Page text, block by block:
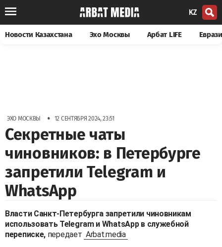
KZ
Новости Казахстана Эхо Москвы Арбат LIFE
ЭХО МОСКВЫ • 12 СЕНТЯБРЯ 2024, 23:51
Секретные чаты
чиновников: в Петербурге
запретили Telegram и
WhatsApp
Власти Санкт-Петербурга запретили чиновникам
использовать Telegram и WhatsApp в служебной
переписке, передает Arbat.media